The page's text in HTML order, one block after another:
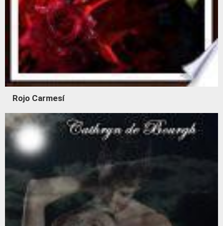
Rojo Carmesí